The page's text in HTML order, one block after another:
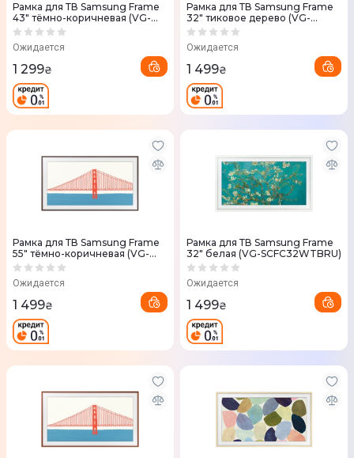
Рамка для ТВ Samsung Frame
43" тёмно-коричневая (VG-
SCFA43BWBRU)
Ожидается
1 299₴
Рамка для ТВ Samsung Frame
32" тиковое дерево (VG-
SCFC32TKBRU)
Ожидается
1 499₴
Рамка для ТВ Samsung Frame
55" тёмно-коричневая (VG-
SCFA55BWBRU)
Ожидается
1 499₴
Рамка для ТВ Samsung Frame
32" белая (VG-SCFC32WTBRU)
Ожидается
1 499₴